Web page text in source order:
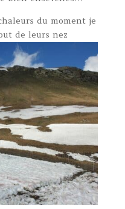
du moment je
de leurs nez